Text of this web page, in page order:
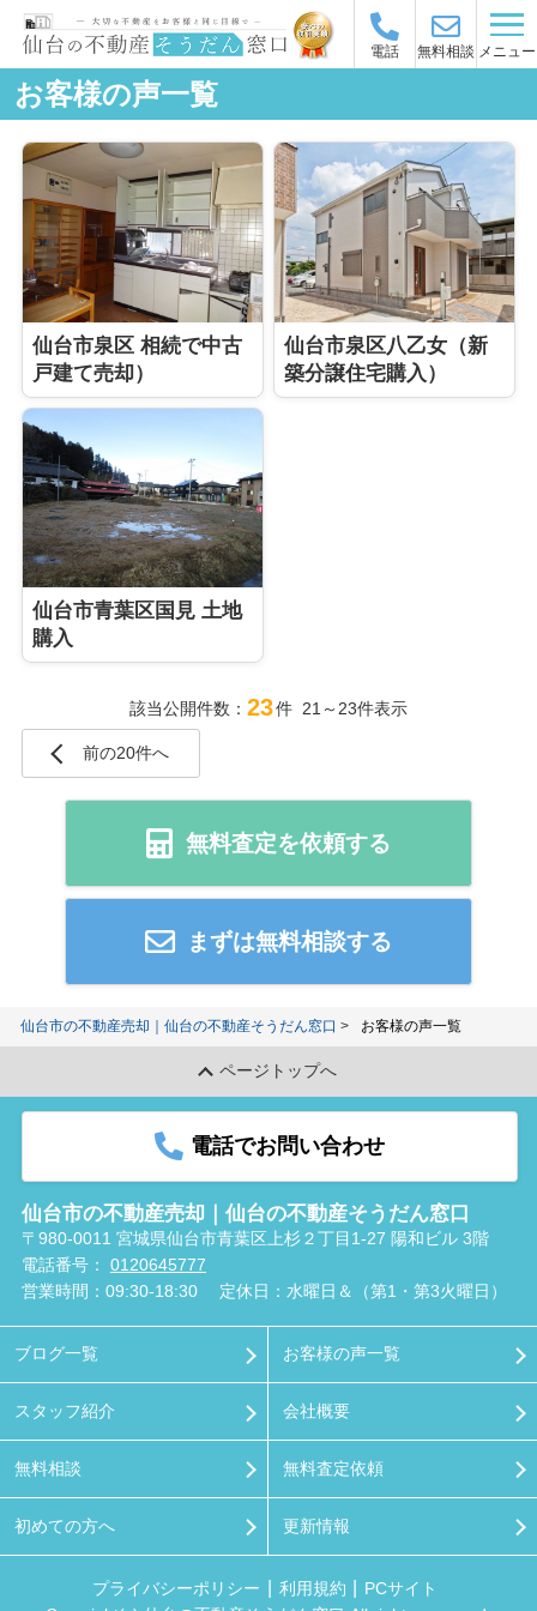
電話 無料相談 メニュー
お客様の声一覧
仙台市泉区 相続で中古
戸建て売却）
仙台市泉区八乙女（新
築分譲住宅購入）
仙台市青葉区国見 土地
購入
該当公開件数： 23件 21～23件表示
前の20件へ
無料査定を依頼する
まずは無料相談する
仙台市の不動産売却｜仙台の不動産そうだん窓口 お客様の声一覧
ページトップへ
電話でお問い合わせ
仙台市の不動産売却｜仙台の不動産そうだん窓口
〒980-0011 宮城県仙台市青葉区上杉２丁目1-27 陽和ビル 3階
電話番号： 0120645777
営業時間：09:30-18:30
定休日：水曜日＆（第1・第3火曜日）
ブログ一覧
スタッフ紹介
無料相談
初めての方へ
お客様の声一覧
会社概要
無料査定依頼
更新情報
プライバシーポリシー 利用規約
PCサイト